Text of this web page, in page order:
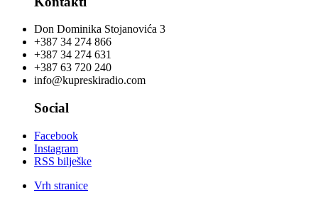
Don Dominika Stojanovića 3
+387 34 274 866
+387 34 274 631
+387 63 720 240
info@kupreskiradio.com
Social
Facebook
Instagram
RSS bilješke
Vrh stranice